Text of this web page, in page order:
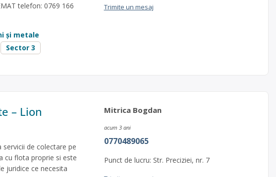
telefon: 0769 166
și metale
Sector 3
Trimite un mesaj
– Lion
de colectare pe
cu flota proprie si este
juridice ce necesita
Mitrica Bogdan
acum 3 ani
0770489065
Punct de lucru: Str. Preciziei, nr. 7